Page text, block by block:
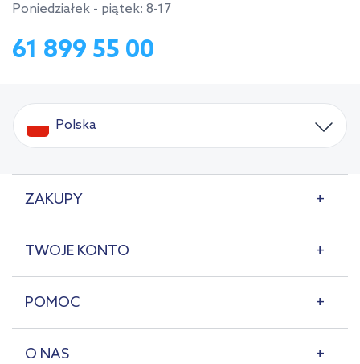
Poniedziałek - piątek: 8-17
61 899 55 00
Polska
ZAKUPY
TWOJE KONTO
POMOC
O NAS